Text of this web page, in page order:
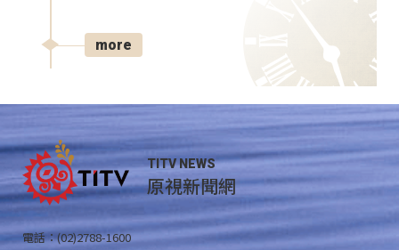
more
TITV NEWS
原視新聞網
電話：(02)2788-1600